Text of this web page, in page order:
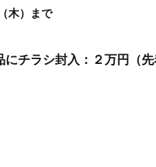
木）まで
チラシ封入：２万円（先